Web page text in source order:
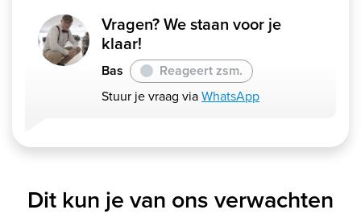
Vragen? We staan voor je
klaar!
Bas Reageert zsm.
Stuur je vraag viaWhatsApp
Dit kun je van ons verwachten